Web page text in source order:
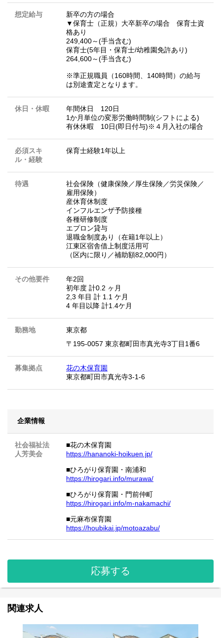
想定給与
新卒の方の場合
▼保育士（正規）大卒新卒の場合 保育士資
格あり
249,400～(手当含む)
保育士(5年目・保育士/幼稚園免許あり)
264,600～(手当含む)
※準正規職員（160時間、140時間）の給与
は別途査定となります。
休日・休暇
年間休日 120日
1か月単位の変形労働時間制(シフトによる)
有休休暇 10日(即日付与)※４月入社の場合
必須スキ
ル・経験
保育士経験1年以上
待遇
社会保険（健康保険／厚生保険／労災保険／
雇用保険）
産休育休制度
インフルエンザ予防接種
各種研修制度
エプロン貸与
退職金制度あり（在籍1年以上）
江東区宿舎借上制度活用可
（区内に限り／補助額82,000円）
その他要件
年2回
初年度 計0.2 ヶ月
2,3 年目 計 1.1 ケ月
4 年目以降 計1.4ケ月
勤務地
東京都
〒195-0057 東京都町田市真光寺3丁目1番6
募集拠点
花の木保育園
東京都町田市真光寺3-1-6
企業情報
社会福祉法
人芳美会
■花の木保育園
https://hananoki-hoikuen.jp/
■ひろがり保育園・南浦和
https://hirogari.info/murawa/
■ひろがり保育園・門前仲町
https://hirogari.info/m-nakamachi/
■元麻布保育園
https://houbikai.jp/motoazabu/
応募する
関連求人